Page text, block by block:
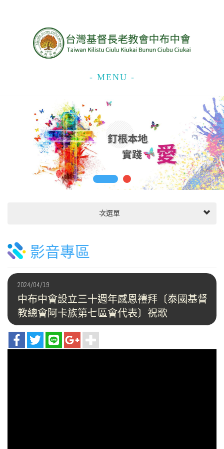
- MENU -
次選單
影音專區
2024/04/19
中布中會設立三十週年感恩禮拜〔泰國基督
教總會阿卡族第七區會代表〕祝歌